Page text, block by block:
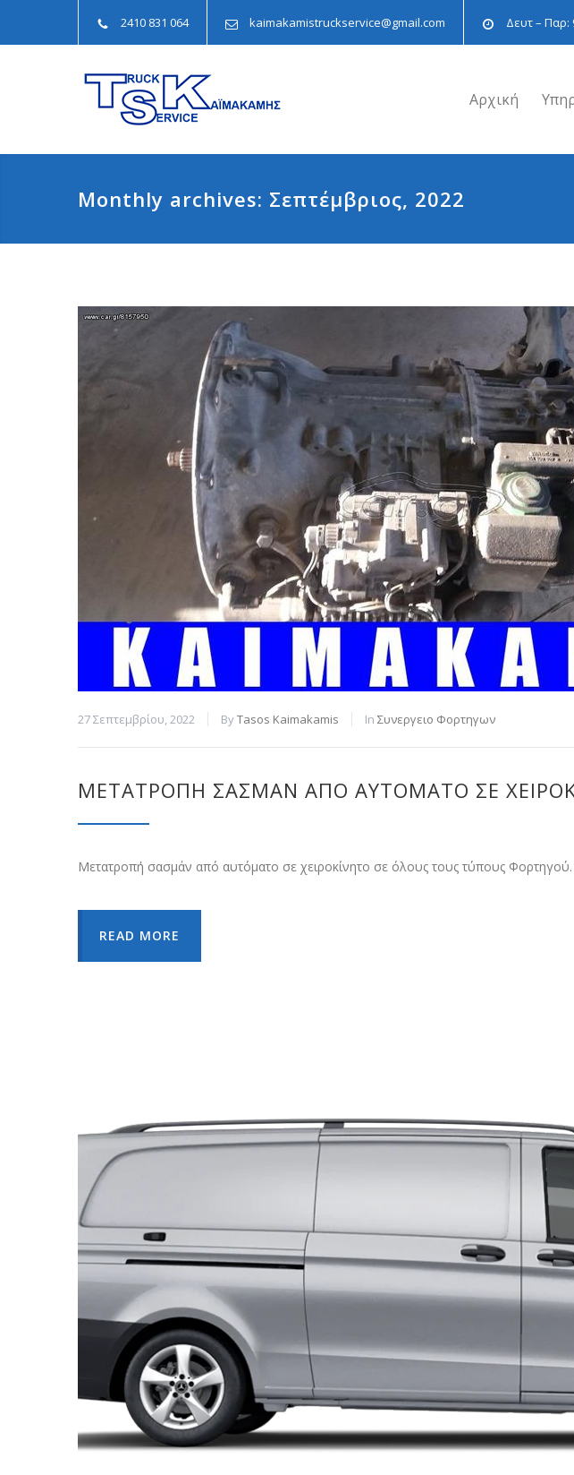
2410 831 064 kaimakamistruckservice@gmail.com Δευτ – Παρ:
Αρχική
Monthly archives: Σεπτέμβριος, 2022
27 Σεπτεμβρίου, 2022 ByTasos Kaimakamis In Συνεργειο Φορτηγων
ΜΕΤΑΤΡΟΠΉ ΣΑΣΜΆΝ ΑΠΌ ΑΥΤΌΜΑΤΟ ΣΕ
Μετατροπή σασμάν από αυτόματο σε χειροκίνητο σε όλους τους τύπους
READ MORE